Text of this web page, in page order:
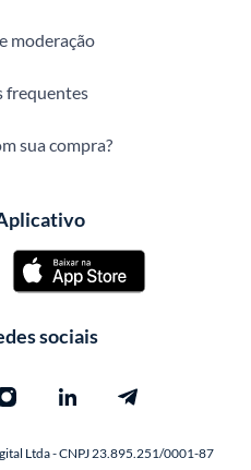
moderação
frequentes
sua compra?
sociais
Ltda - CNPJ 23.895.251/0001-87